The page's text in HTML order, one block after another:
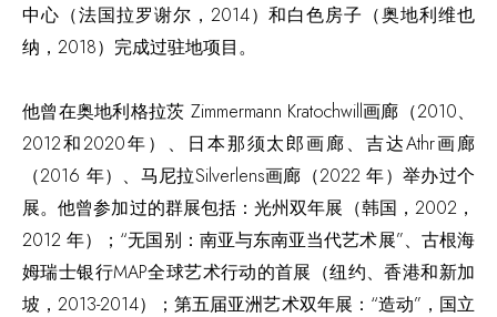
中心（法国拉罗谢尔，2014）和白色房子（奥地利维也
纳，2018）完成过驻地项目。
他曾在奥地利格拉茨 Zimmermann Kratochwill画廊（2010、
2012和2020年）、日本那须太郎画廊、吉达Athr画廊
（2016 年）、马尼拉Silverlens画廊（2022 年）举办过个
展。他曾参加过的群展包括：光州双年展（韩国，2002，
2012 年）；“无国别：南亚与东南亚当代艺术展”、古根海
姆瑞士银行MAP全球艺术行动的首展（纽约、香港和新加
坡，2013-2014）；第五届亚洲艺术双年展：“造动”，国立